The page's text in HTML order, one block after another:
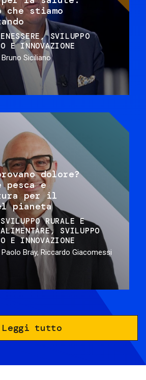
stiamo
SVILUPPO
E INNOVAZIONE
Bruno Siciliano
dolore?
pesca e
per il
pianeta
SVILUPPO RURALE E
SVILUPPO
E INNOVAZIONE
Paolo Bray, Riccardo Giacomessi
Leggi tutto